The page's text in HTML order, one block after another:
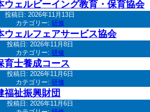
ウェルビーイング教育・保育協会
投稿日: 2026年11月13日
カテゴリー: 研修
ウェルフェアサービス協会
投稿日: 2026年11月8日
カテゴリー: 研修
育士養成コース
投稿日: 2026年11月6日
カテゴリー: 研修
福祉振興財団
投稿日: 2026年11月6日